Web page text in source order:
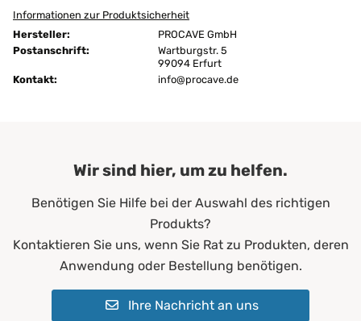
Größen: 70x200 cm
Höhe: 26 cm
Ausführung: unversteppt
Grün
Füllgewicht: 200 g/m²
Geeignet für:
Allergiker*innen
Krankenhäuser
Erwachsene
Kinder
Informationen zur Produktsicherheit
Hersteller:
PROCAVE GmbH
Postanschrift:
Wartburgstr. 5
99094 Erfurt
Kontakt:
info@procave.de
Wir sind hier, um zu helfen.
Benötigen Sie Hilfe bei der Auswahl des richtigen
Produkts?
Kontaktieren Sie uns, wenn Sie Rat zu Produkten, deren
Anwendung oder Bestellung benötigen.
Ihre Nachricht an uns